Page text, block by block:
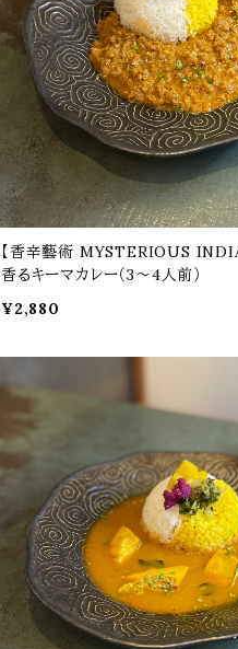
【香辛藝術 MYSTERIOUS
香るキーマカレー（3～4人前）
¥2,880